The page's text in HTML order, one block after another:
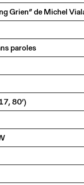
Grien” de Michel
paroles
80’)